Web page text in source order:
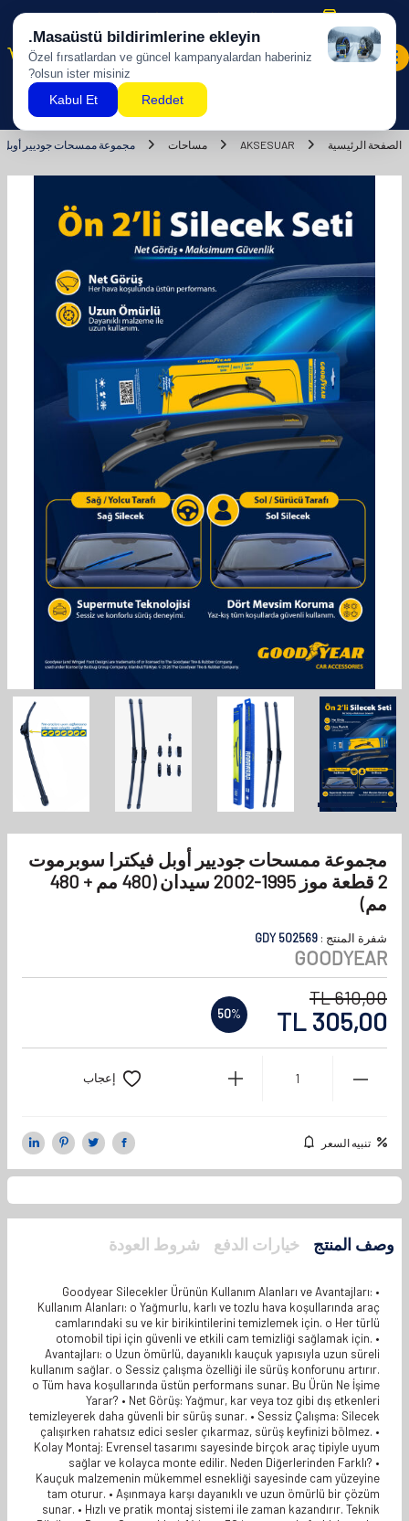
شحن مجاني للمشتريات بقيمة 500 ليرة تركية وما فوق!
الصفحة الرئيسية AKSESUAR مساحات مجموعة ممسحات جوديير أوبل فيكترا سوبرموت 2 قطعة موز
مجموعة ممسحات جوديير أوبل فيكترا سوبرموت
2 قطعة موز 1995-2002 سيدان (480 مم + 480
مم)
شفرة المنتج : GDY 502569
GOODYEAR
610,00
TL
305,00
%
50
إعجاب
تنبيه السعر
وصف المنتج خيارات الدفع شروط العودة
Goodyear Silecekler Ürünün Kullanım Alanları ve Avantajları: •
Kullanım Alanları: o Yağmurlu, karlı ve tozlu hava koşullarında araç
camlarındaki su ve kir birikintilerini temizlemek için. o Her türlü
otomobil tipi için güvenli ve etkili cam temizliği sağlamak için. •
Avantajları: o Uzun ömürlü, dayanıklı kauçuk yapısıyla uzun süreli
kullanım sağlar. o Sessiz çalışma özelliği ile sürüş konforunu artırır.
o Tüm hava koşullarında üstün performans sunar. Bu Ürün Ne İşime
Yarar? • Net Görüş: Yağmur, kar veya toz gibi dış etkenleri
temizleyerek daha güvenli bir sürüş sunar. • Sessiz Çalışma: Silecek
çalışırken rahatsız edici sesler çıkarmaz, sürüş keyfinizi bölmez. •
Kolay Montaj: Evrensel tasarımı sayesinde birçok araç tipiyle uyum
sağlar ve kolayca monte edilir. Neden Diğerlerinden Farklı? •
Kauçuk malzemenin mükemmel esnekliği sayesinde cam yüzeyine
tam oturur. • Aşınmaya karşı dayanıklı ve uzun ömürlü bir çözüm
sunar. • Hızlı ve pratik montaj sistemi ile zaman kazandırır. Teknik